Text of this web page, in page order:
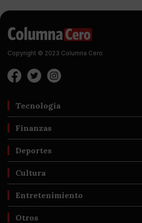
Copyright © 2023 Columna Cero
Tecnología
Finanzas
Deportes
Cultura
Entretenimiento
Otros